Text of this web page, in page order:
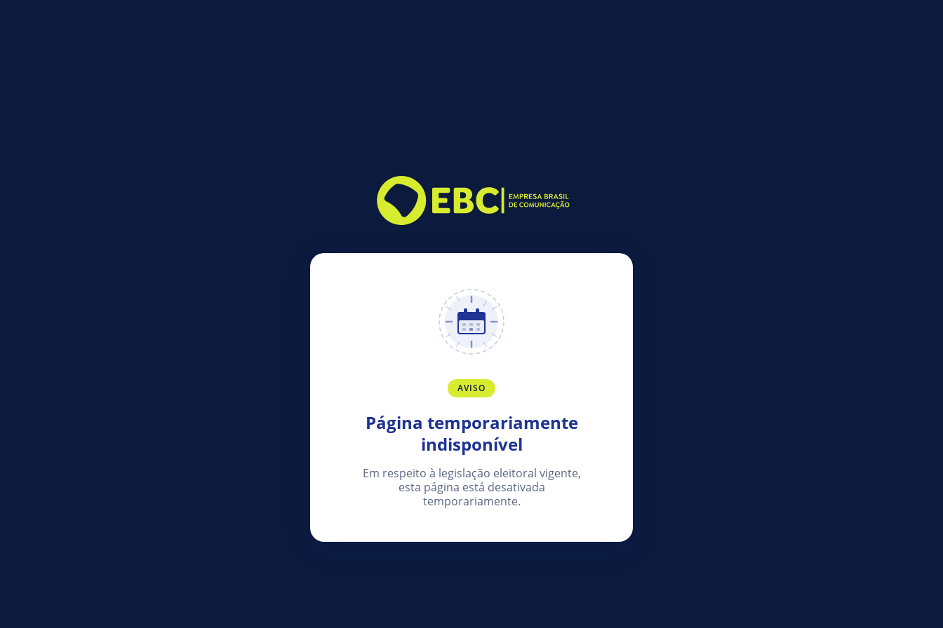
AVISO
Página temporariamente
indisponível
Em respeito à legislação eleitoral vigente,
esta página está desativada
temporariamente.